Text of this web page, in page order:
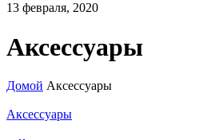
13 февраля, 2020
Аксессуары
Домой Аксессуары
Аксессуары